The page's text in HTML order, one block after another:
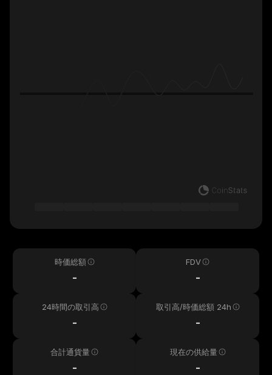
時価総額
-
FDV
-
24時間の取引高
-
取引高/時価総額 24h
-
合計通貨量
-
現在の供給量
-